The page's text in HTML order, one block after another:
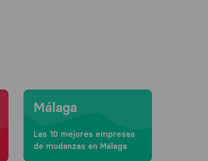
Moving to Málaga
Málaga
Las 10 mejores empresas
de mudanzas en Málaga